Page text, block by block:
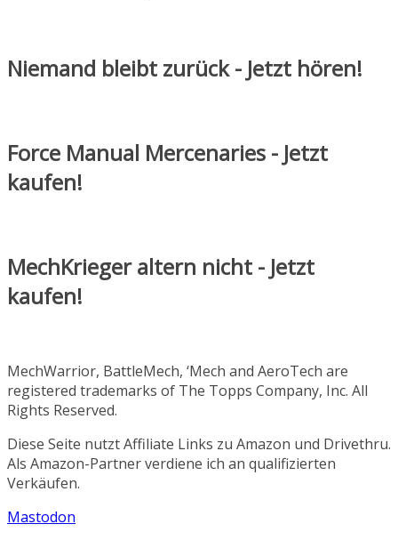
Niemand bleibt zurück - Jetzt hören!
Force Manual Mercenaries - Jetzt
kaufen!
MechKrieger altern nicht - Jetzt
kaufen!
MechWarrior, BattleMech, ‘Mech and AeroTech are
registered trademarks of The Topps Company, Inc. All
Rights Reserved.
Diese Seite nutzt Affiliate Links zu Amazon und Drivethru.
Als Amazon-Partner verdiene ich an qualifizierten
Verkäufen.
Mastodon